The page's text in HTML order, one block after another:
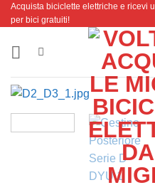
Salta
ai
contenuti
Acquista biciclette elettriche e ricevi
per bici gratuiti!